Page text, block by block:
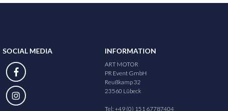
SOCIAL MEDIA INFORMATION
ART MOTOR
PR Event GmbH
Reußkamp 32
23560 Lübeck
Tel: +49 (0) 151 67787404